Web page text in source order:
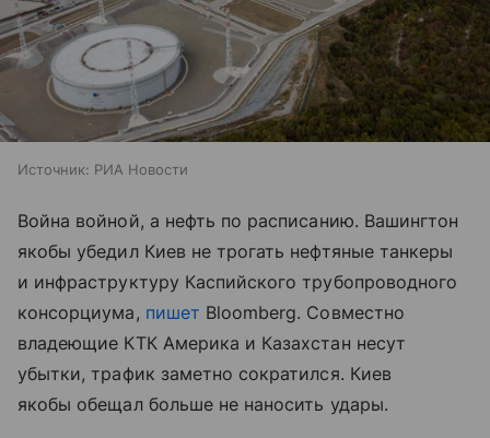
Источник: РИА Новости
Война войной, а нефть по расписанию. Вашингтон
якобы убедил Киев не трогать нефтяные танкеры
и инфраструктуру Каспийского трубопроводного
консорциума, пишет Bloomberg. Совместно
владеющие КТК Америка и Казахстан несут
убытки, трафик заметно сократился. Киев
якобы обещал больше не наносить удары.